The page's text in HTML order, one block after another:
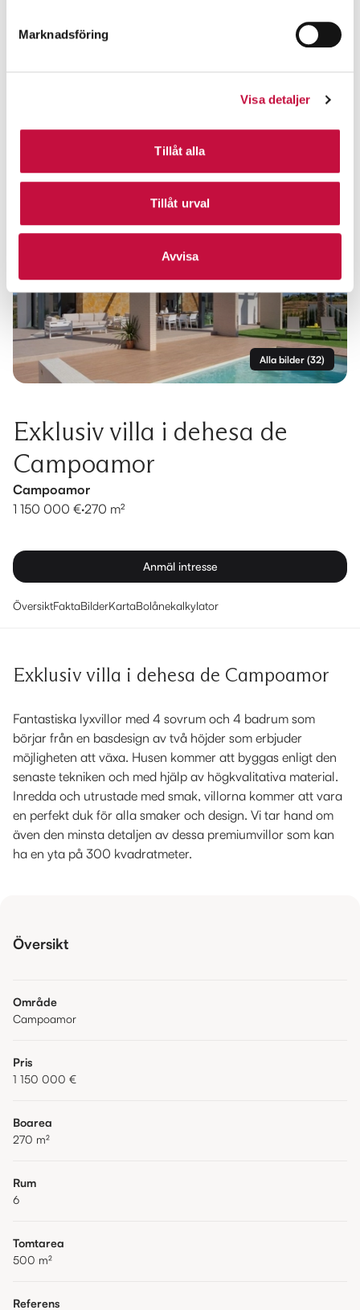
Marknadsföring
Visa detaljer
Tillåt alla
Tillåt urval
Avvisa
Alla bilder (32)
Exklusiv villa i dehesa de
Campoamor
Campoamor
1 150 000 €·270 m²
Anmäl intresse
ÖversiktFaktaBilderKartaBolånekalkylator
Exklusiv villa i dehesa de Campoamor
Fantastiska lyxvillor med 4 sovrum och 4 badrum som
börjar från en basdesign av två höjder som erbjuder
möjligheten att växa. Husen kommer att byggas enligt den
senaste tekniken och med hjälp av högkvalitativa material.
Inredda och utrustade med smak, villorna kommer att vara
en perfekt duk för alla smaker och design. Vi tar hand om
även den minsta detaljen av dessa premiumvillor som kan
ha en yta på 300 kvadratmeter.
Översikt
Område
Campoamor
Pris
1 150 000 €
Boarea
270 m²
Rum
6
Tomtarea
500 m²
Referens